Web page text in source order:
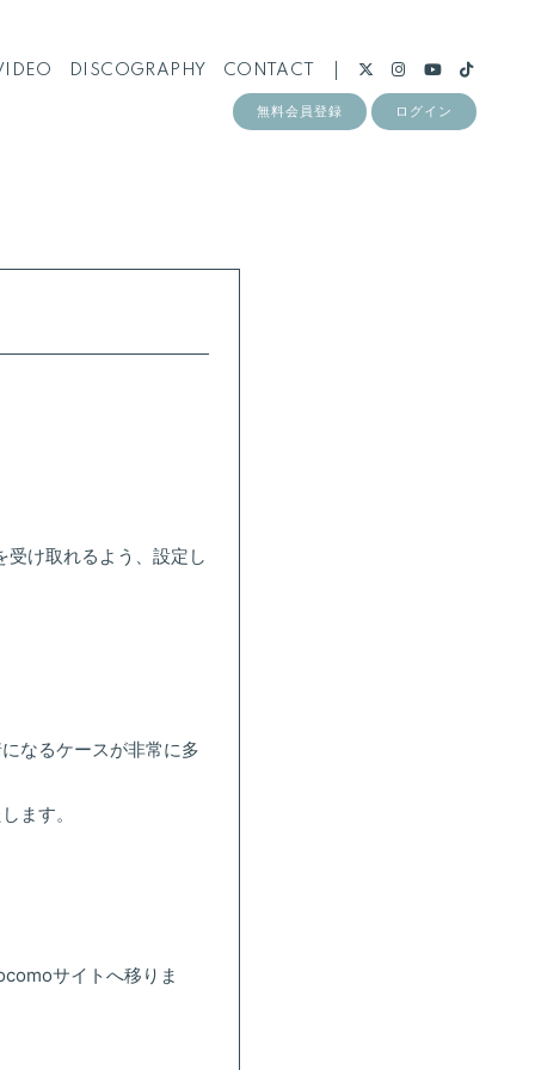
DISCOGRAPHY CONTACT
無料会員登録 ログイン
け取れるよう、設定し
なるケースが非常に多
ます。
サイトへ移りま